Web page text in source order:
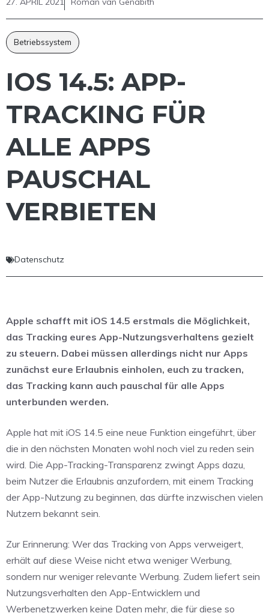
Betriebssystem
IOS 14.5: APP-
TRACKING FÜR
ALLE APPS
PAUSCHAL
VERBIETEN
Datenschutz
Apple schafft mit iOS 14.5 erstmals die Möglichkeit,
das Tracking eures App-Nutzungsverhaltens gezielt
zu steuern. Dabei müssen allerdings nicht nur Apps
zunächst eure Erlaubnis einholen, euch zu tracken,
das Tracking kann auch pauschal für alle Apps
unterbunden werden.
Apple hat mit iOS 14.5 eine neue Funktion eingeführt, über
die in den nächsten Monaten wohl noch viel zu reden sein
wird. Die App-Tracking-Transparenz zwingt Apps dazu,
beim Nutzer die Erlaubnis anzufordern, mit einem Tracking
der App-Nutzung zu beginnen, das dürfte inzwischen vielen
Nutzern bekannt sein.
Zur Erinnerung: Wer das Tracking von Apps verweigert,
erhält auf diese Weise nicht etwa weniger Werbung,
sondern nur weniger relevante Werbung. Zudem liefert sein
Nutzungsverhalten den App-Entwicklern und
Werbenetzwerken keine Daten mehr, die für diese so